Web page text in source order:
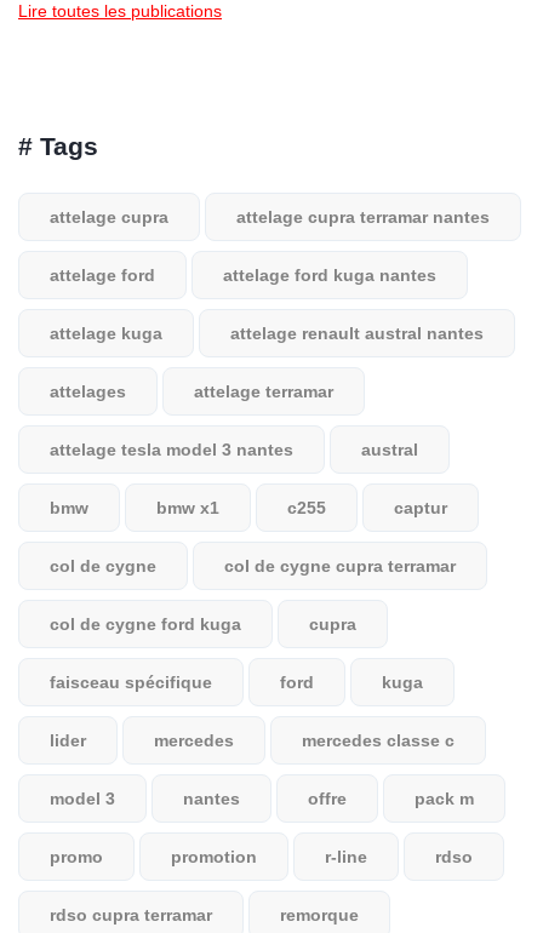
Lire toutes les publications
# Tags
attelage cupra attelage cupra terramar nantes
attelage ford attelage ford kuga nantes
attelage kuga attelage renault austral nantes
attelages attelage terramar
attelage tesla model 3 nantes austral
bmw bmw x1 c255 captur
col de cygne col de cygne cupra terramar
col de cygne ford kuga cupra
faisceau spécifique ford kuga
lider mercedes mercedes classe c
model 3 nantes offre pack m
promo promotion r-line rdso
rdso cupra terramar remorque